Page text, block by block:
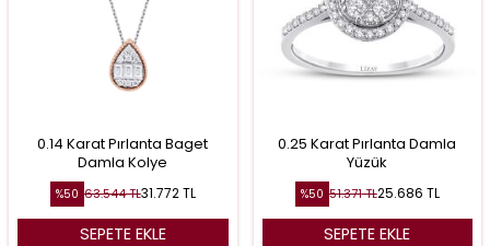
0.14 Karat Pırlanta Baget
Damla Kolye
%50 63.544TL31.772TL
SEPETE EKLE
0.25 Karat Pırlanta Damla
Yüzük
%50 51.371TL25.686 TL
SEPETE EKLE